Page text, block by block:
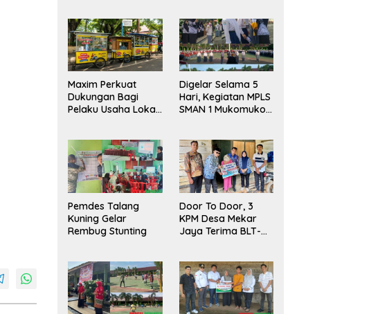
Maxim Perkuat
Dukungan Bagi
Pelaku Usaha Lokal
Ruang Publik dan
Kebersihan Pasar
Digelar Selama 5
Hari, Kegiatan MPLS
SMAN 1 Mukomuko
Pemdes Talang
Kuning Gelar
Rembug Stunting
Door To Door, 3
KPM Desa Mekar
Jaya Terima BLT-